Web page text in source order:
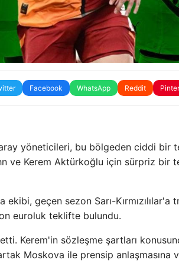
Facebook WhatsApp Reddit
yöneticileri, bu bölgeden ciddi bir
ve Kerem Aktürkoğlu için sürpriz bir
geçen sezon Sarı-Kırmızılılar'a
euroluk teklifte bulundu.
Kerem'in sözleşme şartları
Moskova ile prensip anlaşmasına